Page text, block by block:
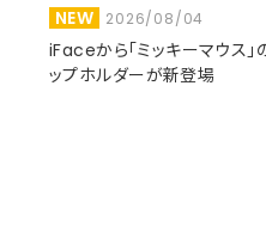
NEW 2026/08/04
iFaceから「ミッキーマウス」
ップホルダーが新登場